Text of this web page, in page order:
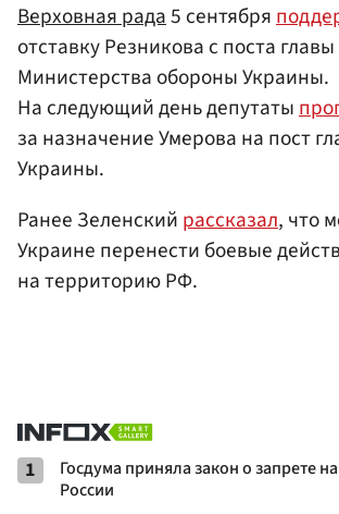
Верховная рада5 сентября
отставку Резникова с поста главы
Министерства обороны Украины.
На следующий день депутаты
за назначение Умерова на пост
Украины.
Ранее Зеленский рассказал, что
Украине перенести боевые
на территорию РФ.
1
Госдума приняла закон о запрете
России